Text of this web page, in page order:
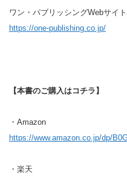
ワン・パブリッシングWebサイト
https://one-publishing.co.jp/
【本書のご購入はコチラ】
・Amazon
https://www.amazon.co.jp/dp/
・楽天